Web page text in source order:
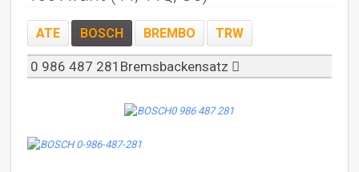
ATE BOSCH BREMBO TRW
0 986 487 281Bremsbackensatz